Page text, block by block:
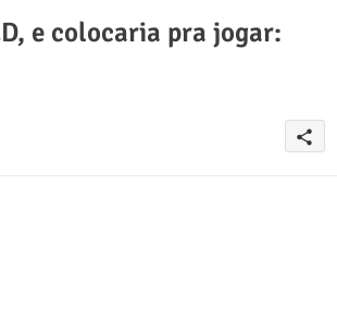
e colocaria pra jogar:
share